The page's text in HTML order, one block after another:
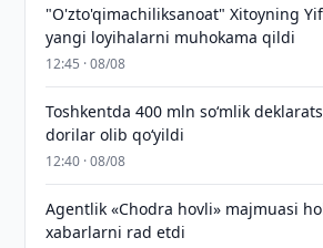
"O'zto'qimachiliksanoat" Xitoyning
yangi loyihalarni muhokama qildi
12:45 · 08/08
Toshkentda 400 mln so‘mlik
dorilar olib qo‘yildi
12:40 · 08/08
Agentlik «Chodra hovli» majmuasi
xabarlarni rad etdi